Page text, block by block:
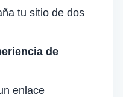
tu sitio de dos
de
enlace